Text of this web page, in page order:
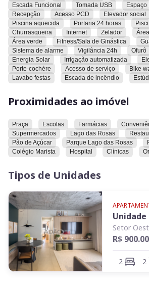
Escada Funcional
Tomada USB
Espaço
Recepção
Acesso PCD Elevador social
Piscina aquecida
Portaria 24 horas
Churrasqueira
Internet Zelador
Área verde
Fitness/Sala de Ginástica
Sistema de alarme
Vigilância 24h Ofurô
Energia Solar
Irrigação automatizada
Porte-cochère
Acesso de serviço
Bike
Lavabo festas
Escada de incêndio
Proximidades ao imóvel
Praça Escolas Farmácias
Supermercados
Lago das Rosas
Pão de Açúcar
Parque Lago das Rosas
Colégio Marista
Hospital Clínicas
Tipos de Unidades
Unidade
Setor
R$
2 2